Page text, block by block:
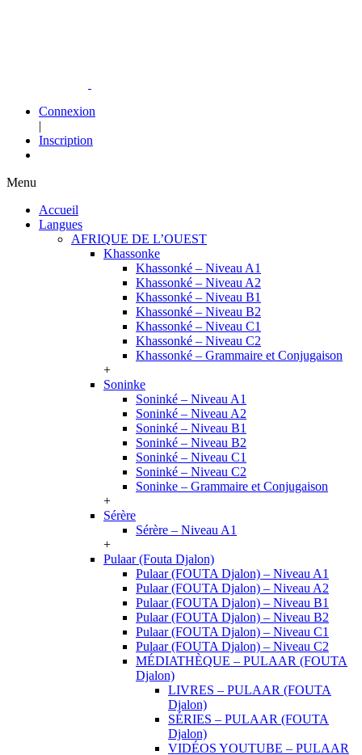
Connexion
|
Inscription
Menu
Accueil
Langues
AFRIQUE DE L’OUEST
Khassonke
Khassonké – Niveau A1
Khassonké – Niveau A2
Khassonké – Niveau B1
Khassonké – Niveau B2
Khassonké – Niveau C1
Khassonké – Niveau C2
Khassonké – Grammaire et Conjugaison
+
Soninke
Soninké – Niveau A1
Soninké – Niveau A2
Soninké – Niveau B1
Soninké – Niveau B2
Soninké – Niveau C1
Soninké – Niveau C2
Soninke – Grammaire et Conjugaison
+
Sérère
Sérère – Niveau A1
+
Pulaar (Fouta Djalon)
Pulaar (FOUTA Djalon) – Niveau A1
Pulaar (FOUTA Djalon) – Niveau A2
Pulaar (FOUTA Djalon) – Niveau B1
Pulaar (FOUTA Djalon) – Niveau B2
Pulaar (FOUTA Djalon) – Niveau C1
Pulaar (FOUTA Djalon) – Niveau C2
MÉDIATHÈQUE – PULAAR (FOUTA
Djalon)
LIVRES – PULAAR (FOUTA
Djalon)
SÉRIES – PULAAR (FOUTA
Djalon)
VIDÉOS YOUTUBE – PULAAR